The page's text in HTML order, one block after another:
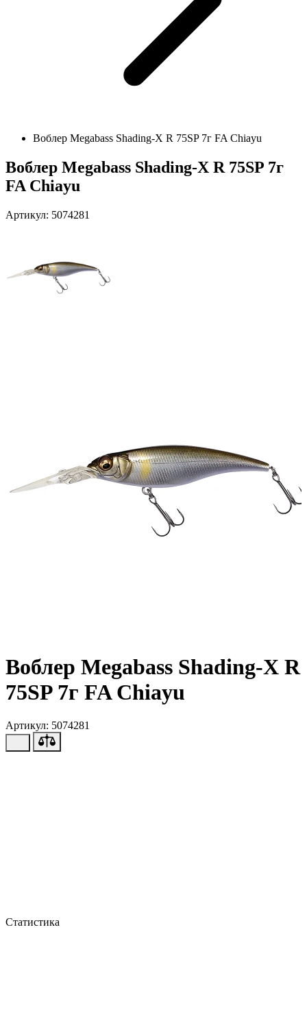
Воблер Megabass Shading-X R 75SP 7г FA Chiayu
Воблер Megabass Shading-X R 75SP 7г
FA Chiayu
Артикул: 5074281
Воблер Megabass Shading-X R
75SP 7г FA Chiayu
Артикул: 5074281
Статистика